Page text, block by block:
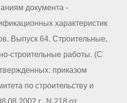
документа -
характеристик
Выпуск 64. Строительные,
строительные работы. (С
приказом
по строительству и
г., N 218 от